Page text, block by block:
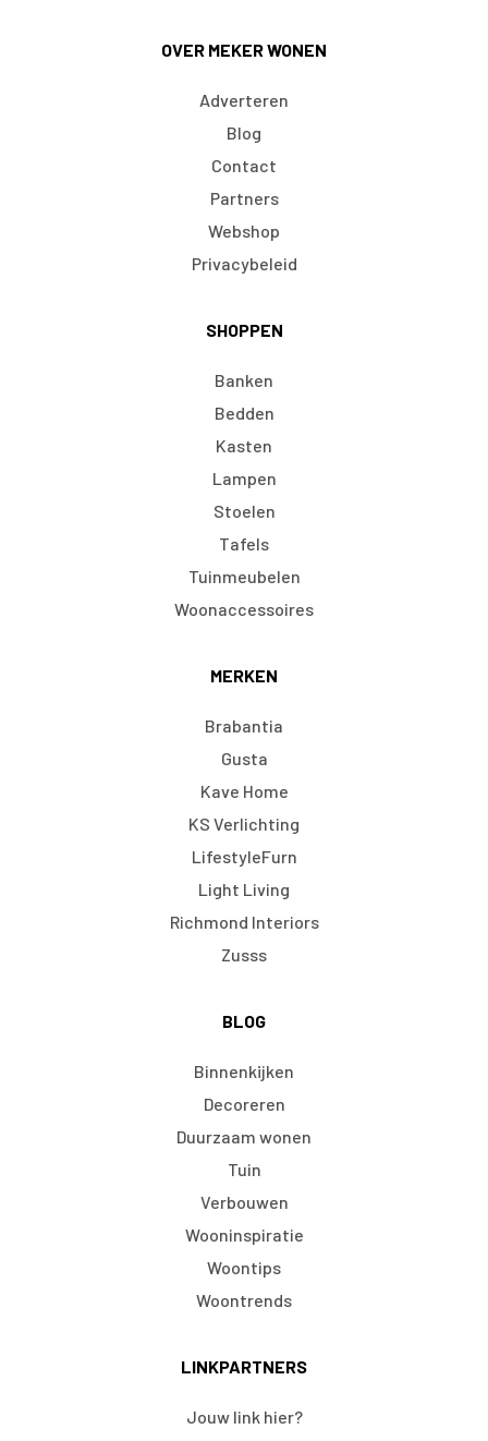
OVER MEKER WONEN
Adverteren
Blog
Contact
Partners
Webshop
Privacybeleid
SHOPPEN
Banken
Bedden
Kasten
Lampen
Stoelen
Tafels
Tuinmeubelen
Woonaccessoires
MERKEN
Brabantia
Gusta
Kave Home
KS Verlichting
LifestyleFurn
Light Living
Richmond Interiors
Zusss
BLOG
Binnenkijken
Decoreren
Duurzaam wonen
Tuin
Verbouwen
Wooninspiratie
Woontips
Woontrends
LINKPARTNERS
Jouw link hier?